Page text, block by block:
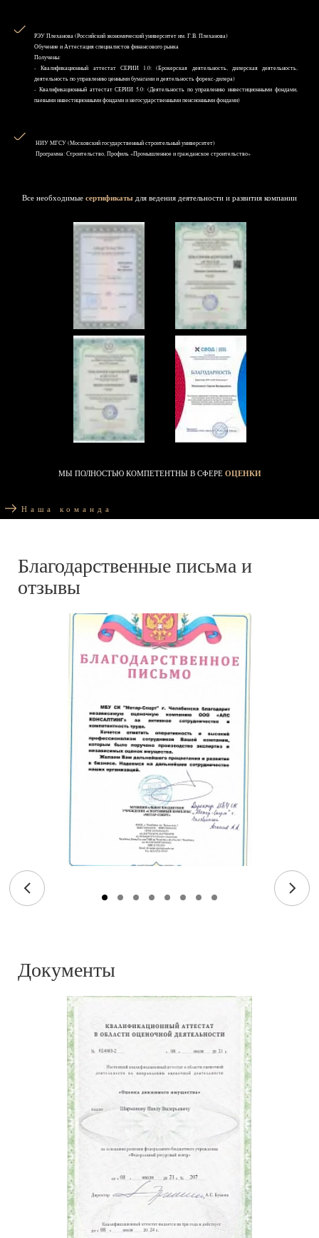
РЭУ Плеханова (Российский экономический университет им. Г.В. Плеханова)
Обучение и Аттестация специалистов финансового рынка
Получены:
- Квалификационный аттестат СЕРИИ 1.0: (Брокерская деятельность, дилерская деятельность,
деятельность по управлению ценными бумагами и деятельность форекс-дилера)
- Квалификационный аттестат СЕРИИ 5.0: (Деятельность по управлению инвестиционными фондами,
паевыми инвестиционными фондами и негосударственными пенсионными фондами)
НИУ MГСУ (Московский государственный строительный университет)
Программа: Строительство, Профиль «Промышленное и гражданское строительство»
Все необходимые сертификаты для ведения деятельности и развития компании
МЫ ПОЛНОСТЬЮ КОМПЕТЕНТНЫ В СФЕРЕ ОЦЕНКИ
Наша команда
Благодарственные письма и
отзывы
Документы